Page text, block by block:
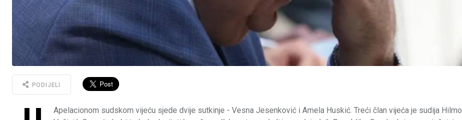
PODIJELI
Apelacionom sudskom vijeću sjede dvije sutkinje - Vesna Jesenković i Amela Huskić. Treći član vijeća je sudija Hilmo